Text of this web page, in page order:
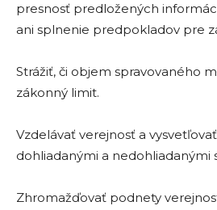
presnosť predložených
ani splnenie predpokladov pre
Strážiť, či objem spravovaného
zákonný limit.
Vzdelávať verejnosť a
dohliadanými a nedohliadanými
Zhromažďovať podnety